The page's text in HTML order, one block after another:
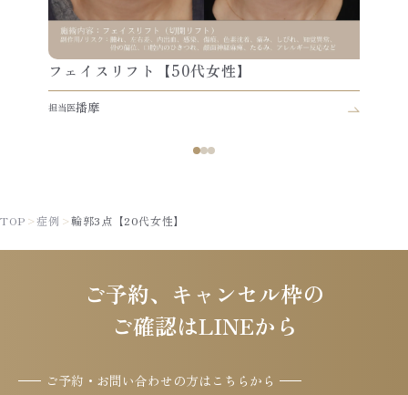
フェイスリフト【50代女性】
担当医播摩
TOP >症例 >輪郭3点【20代女性】
ご予約、キャンセル枠の
ご確認はLINEから
ご予約・お問い合わせの方はこちらから